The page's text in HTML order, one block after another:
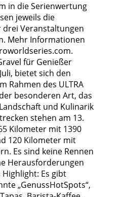
in die Serienwertung
jeweils die
drei Veranstaltungen
Mehr Informationen
für Genießer
bietet sich den
Rahmen des ULTRA
besonderen Art, das
und Kulinarik
stehen am 13.
Kilometer mit 1390
120 Kilometer mit
Es sind keine Rennen
Herausforderungen
Es gibt
„GenussHotSpots“,